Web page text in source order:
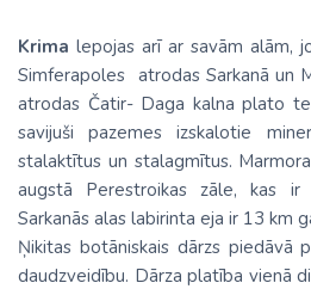
Krima lepojas arī ar savām alām,
Simferapoles atrodas Sarkanā un
atrodas Čatir- Daga kalna plato
savijuši pazemes izskalotie
stalaktītus un stalagmītus.
augstā Perestroikas zāle, kas
Sarkanās alas labirinta eja ir 13 km
Ņikitas botāniskais dārzs piedāvā
daudzveidību. Dārza platība vienā